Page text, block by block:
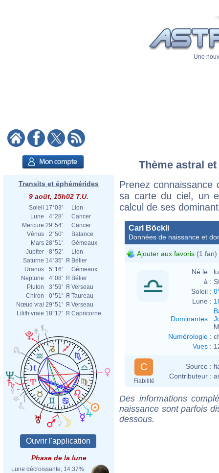
Une
Transits et éphémérides
9 août, 15h02 T.U.
Soleil 17°03'
Lion
Lune
4°28'
Cancer
Mercure 29°54'
Cancer
Vénus
2°50'
Balance
Mars 28°51'
Gémeaux
Jupiter
8°52'
Lion
Saturne 14°35' Я Bélier
Uranus
5°16'
Gémeaux
Neptune
4°08' Я Bélier
Pluton
3°59' Я Verseau
Chiron
0°51' Я Taureau
Nœud vrai 29°51' Я Verseau
Lilith vraie 18°12' Я Capricorne
Phase de la lune
Lune décroissante, 14.37%
Thème astral
Prenez
sa carte du ciel, un
calcul de ses
Carl Böckli
Données de naissance et
Ajouter aux favoris (1 fan)
Né le :
à :
Soleil :
Lune :
Dominantes :
Numérologie :
Vues :
C
Fiabilité
Source :
Contributeur :
Des informations
naissance sont parfois
dessous.